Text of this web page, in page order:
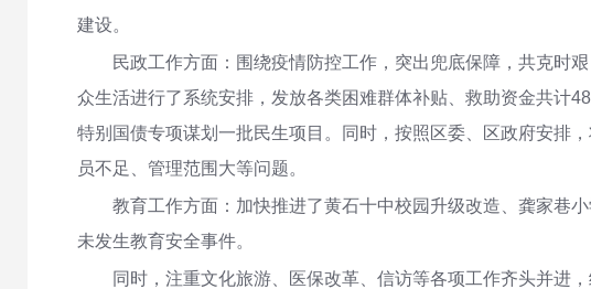
建设。
民政工作方面：围绕疫情防控工作，突出兜底保障，共克时
众生活进行了系统安排，发放各类困难群体补贴、救助资金共计
特别国债专项谋划一批民生项目。同时，按照区委、区政府安排
员不足、管理范围大等问题。
教育工作方面：加快推进了黄石十中校园升级改造、龚家巷
未发生教育安全事件。
同时，注重文化旅游、医保改革、信访等各项工作齐头并进，